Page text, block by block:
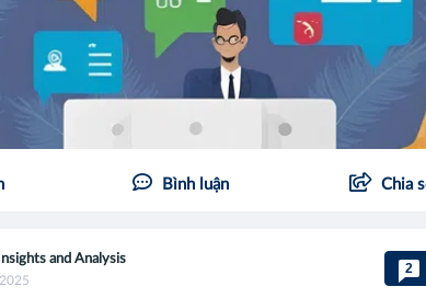
Bình luận Chia
and Analysis
2